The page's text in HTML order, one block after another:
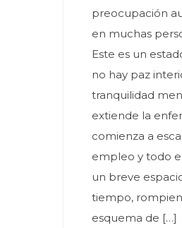
preocupación
en muchas
Este es un
no hay paz
tranquilidad
extiende la
comienza a
empleo y todo
un breve
tiempo,
esquema de […]